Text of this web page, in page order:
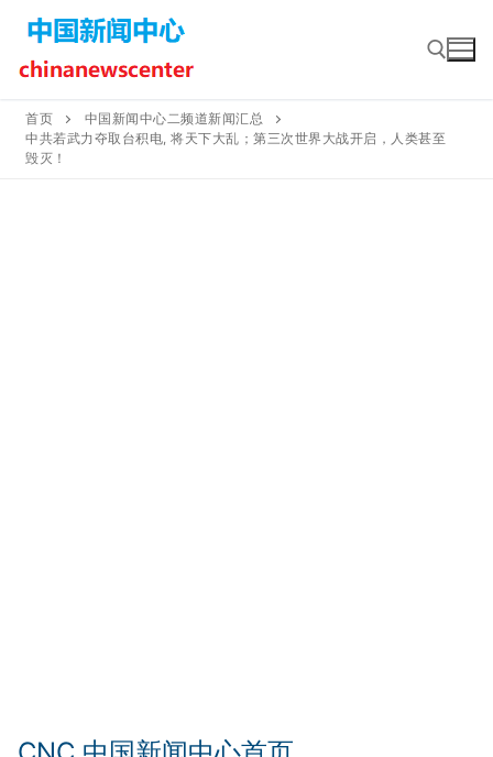
content
Search for:
首页
中国新闻中心二频道新闻汇总
中共若武力夺取台积电, 将天下大乱；第三次世界大战开启，人类甚至
毁灭！